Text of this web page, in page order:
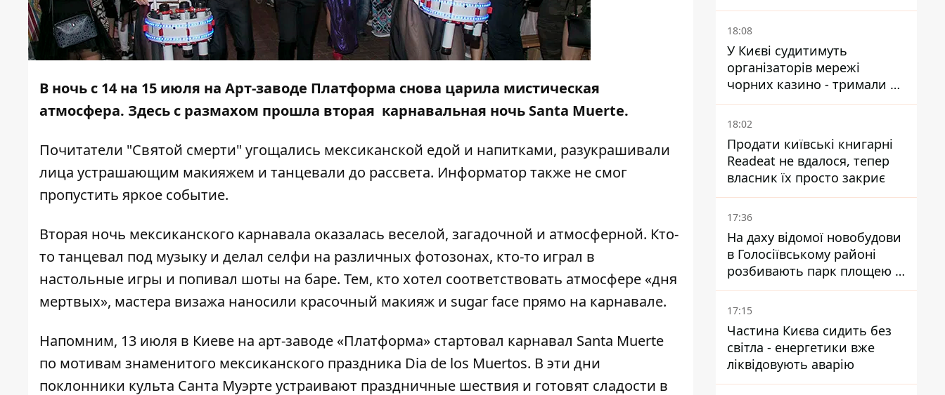
В ночь с 14 на 15 июля на Арт-заводе Платформа снова царила мистическая
атмосфера. Здесь с размахом прошла вторая карнавальная ночь Santa Muerte.
Почитатели "Святой смерти" угощались мексиканской едой и напитками, разукрашивали
лица устрашающим макияжем и танцевали до рассвета. Информатортакже не смог
пропустить яркое событие.
Вторая ночь мексиканского карнавала оказалась веселой, загадочной и атмосферной. Кто-
то танцевал под музыку и делал селфи на различных фотозонах, кто-то играл в
настольные игры и попивал шоты на баре. Тем, кто хотел соответствовать атмосфере «дня
мертвых», мастера визажа наносили красочный макияж и sugar face прямо на карнавале.
Напомним, 13 июля в Киеве на арт-заводе «Платформа» стартовал карнавал Santa Muerte
по мотивам знаменитого мексиканского праздника Dia de los Muertos. В эти дни
поклонники культа Санта Муэрте устраивают праздничные шествия и готовят сладости в
18:08
У Києві судитимуть
організаторів мережі
чорних казино - тримали 39
закладів
18:02
Продати київські книгарні
Readeat не вдалося, тепер
власник їх просто закриє
17:36
На даху відомої новобудови
в Голосіївському районі
розбивають парк площею в
гектар
17:15
Частина Києва сидить без
світла - енергетики вже
ліквідовують аварію